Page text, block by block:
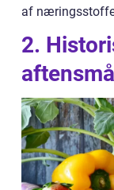
af
2.